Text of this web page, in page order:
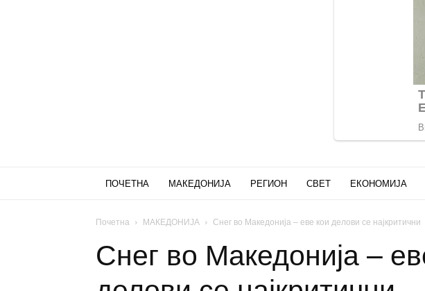
ПОЧЕТНА МАКЕДОНИЈА РЕГИОН СВЕТ ЕКОНОМИЈА
Почетна МАКЕДОНИЈА Снег во Македонија – еве кои делови се најкритични
Снег во Македонија –